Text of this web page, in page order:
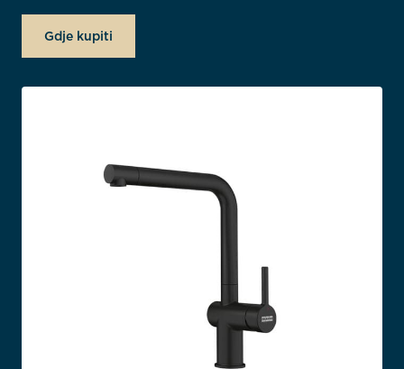
Gdje kupiti